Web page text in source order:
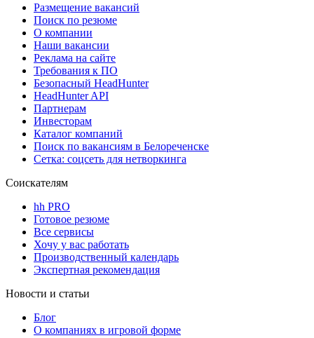
Размещение вакансий
Поиск по резюме
О компании
Наши вакансии
Реклама на сайте
Требования к ПО
Безопасный HeadHunter
HeadHunter API
Партнерам
Инвесторам
Каталог компаний
Поиск по вакансиям в Белореченске
Сетка: соцсеть для нетворкинга
Соискателям
hh PRO
Готовое резюме
Все сервисы
Хочу у вас работать
Производственный календарь
Экспертная рекомендация
Новости и статьи
Блог
О компаниях в игровой форме